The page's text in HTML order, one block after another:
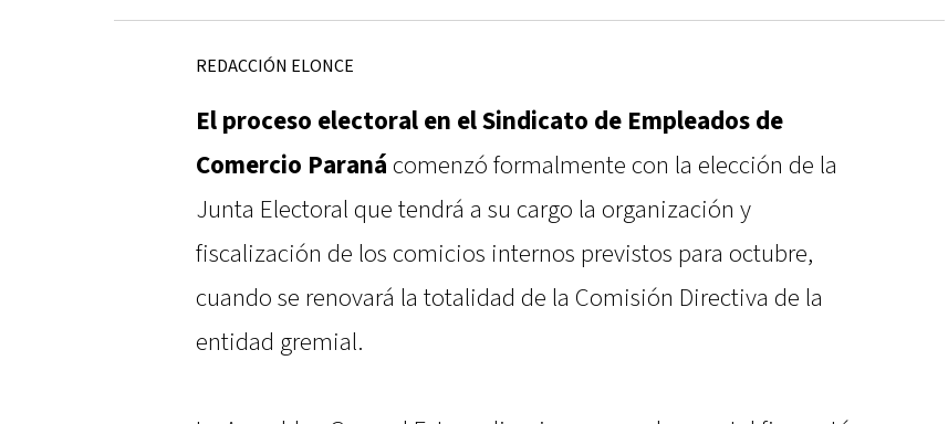
REDACCIÓN ELONCE
El proceso electoral en el Sindicato de Empleados de
Comercio Paraná comenzó formalmente con la elección de la
Junta Electoral que tendrá a su cargo la organización y
fiscalización de los comicios internos previstos para octubre,
cuando se renovará la totalidad de la Comisión Directiva de la
entidad gremial.